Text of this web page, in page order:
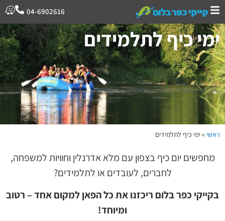
04-6902616
ימי כיף לתלמידים
ראשי »ימי כיף לתלמידים
מחפשים יום כיף בצפון עם מלא אדרנלין וחוויות למשפחה,
לחברים, לעובדים או לתלמידים?
בקייקי כפר בלום ריכזנו את כל הפאן למקום אחד – רטוב
ומיוחד!